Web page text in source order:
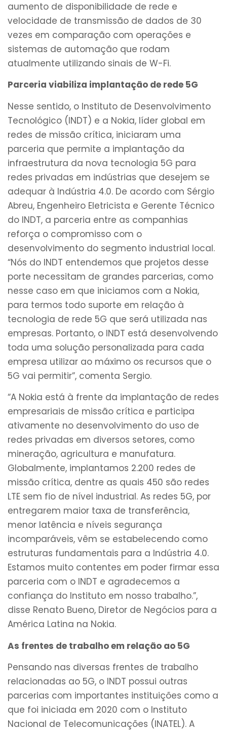
aumento de disponibilidade de rede e
velocidade de transmissão de dados de 30
vezes em comparação com operações e
sistemas de automação que rodam
atualmente utilizando sinais de W-Fi.
Parceria viabiliza implantação de rede 5G
Nesse sentido, o Instituto de Desenvolvimento
Tecnológico (INDT) e a Nokia, líder global em
redes de missão crítica, iniciaram uma
parceria que permite a implantação da
infraestrutura da nova tecnologia 5G para
redes privadas em indústrias que desejem se
adequar à Indústria 4.0. De acordo com Sérgio
Abreu, Engenheiro Eletricista e Gerente Técnico
do INDT, a parceria entre as companhias
reforça o compromisso com o
desenvolvimento do segmento industrial local.
“Nós do INDT entendemos que projetos desse
porte necessitam de grandes parcerias, como
nesse caso em que iniciamos com a Nokia,
para termos todo suporte em relação à
tecnologia de rede 5G que será utilizada nas
empresas. Portanto, o INDT está desenvolvendo
toda uma solução personalizada para cada
empresa utilizar ao máximo os recursos que o
5G vai permitir”, comenta Sergio.
“A Nokia está à frente da implantação de redes
empresariais de missão crítica e participa
ativamente no desenvolvimento do uso de
redes privadas em diversos setores, como
mineração, agricultura e manufatura.
Globalmente, implantamos 2.200 redes de
missão crítica, dentre as quais 450 são redes
LTE sem fio de nível industrial. As redes 5G, por
entregarem maior taxa de transferência,
menor latência e níveis segurança
incomparáveis, vêm se estabelecendo como
estruturas fundamentais para a Indústria 4.0.
Estamos muito contentes em poder firmar essa
parceria com o INDT e agradecemos a
confiança do Instituto em nosso trabalho.”,
disse Renato Bueno, Diretor de Negócios para a
América Latina na Nokia.
As frentes de trabalho em relação ao 5G
Pensando nas diversas frentes de trabalho
relacionadas ao 5G, o INDT possui outras
parcerias com importantes instituições como a
que foi iniciada em 2020 com o Instituto
Nacional de Telecomunicações (INATEL). A